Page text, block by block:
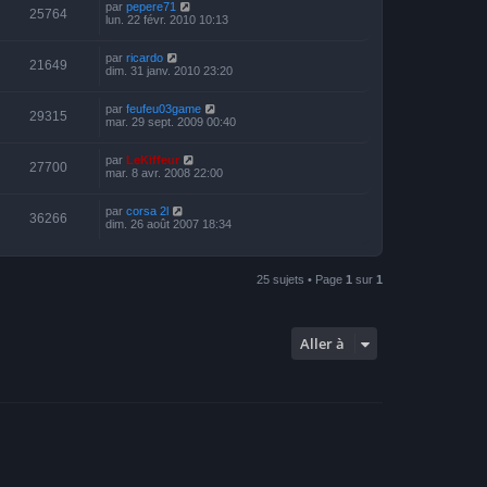
25764 par pepere71
lun. 22 févr. 2010 10:13
21649 par ricardo
dim. 31 janv. 2010 23:20
29315 par feufeu03game
mar. 29 sept. 2009 00:40
27700 par LeKiffeur
mar. 8 avr. 2008 22:00
36266 par corsa 2l
dim. 26 août 2007 18:34
25 sujets • Page 1 sur 1
Aller à